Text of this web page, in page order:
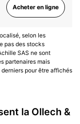
Acheter en ligne
selon les
pas des stocks
SAS ne sont
partenaires mais
pour être affichés
la Ollech &